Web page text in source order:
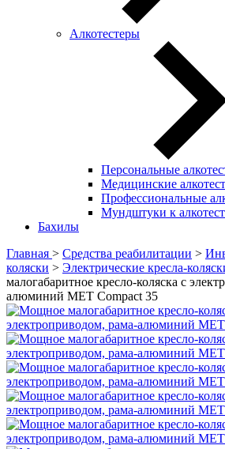
Алкотестеры
Персональные
Медицинские
Профессиональные
Мундштуки к
Бахилы
Главная > Средства реабилитации >
коляски > Электрические кресла-
малогабаритное кресло-коляска с
алюминий MET Compact 35